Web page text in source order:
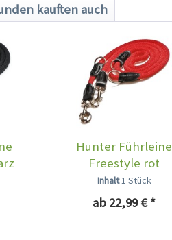
kauften auch
Hunter Führleine
Freestyle rot
Inhalt1 Stück
ab 22,99 € *